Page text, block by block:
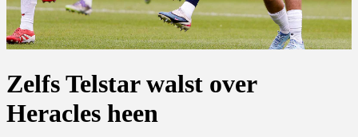
Zelfs Telstar walst over
Heracles heen